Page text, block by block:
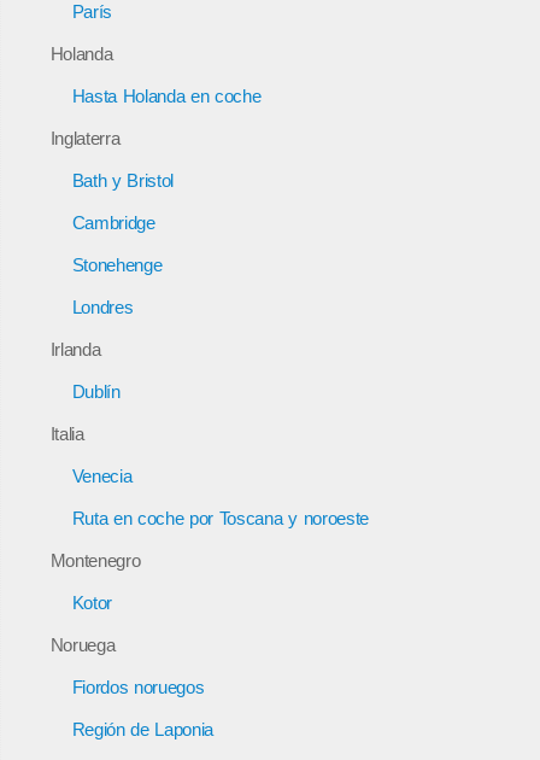
París
Holanda
Hasta Holanda en coche
Inglaterra
Bath y Bristol
Cambridge
Stonehenge
Londres
Irlanda
Dublín
Italia
Venecia
Ruta en coche por Toscana y noroeste
Montenegro
Kotor
Noruega
Fiordos noruegos
Región de Laponia